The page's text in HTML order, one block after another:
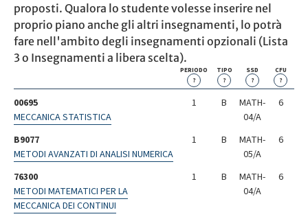
proposti. Qualora lo studente volesse inserire nel
proprio piano anche gli altri insegnamenti, lo potrà
fare nell'ambito degli insegnamenti opzionali (Lista
3 o Insegnamenti a libera scelta).
PERIODO
?
TIPO
?
SSD
?
CFU
?
00695
MECCANICA STATISTICA
1 B
MATH-
04/A
6
B9077
METODI AVANZATI DI ANALISI NUMERICA
1 B
MATH-
05/A
6
76300
METODI MATEMATICI PER LA
MECCANICA DEI CONTINUI
1 B
MATH-
04/A
6